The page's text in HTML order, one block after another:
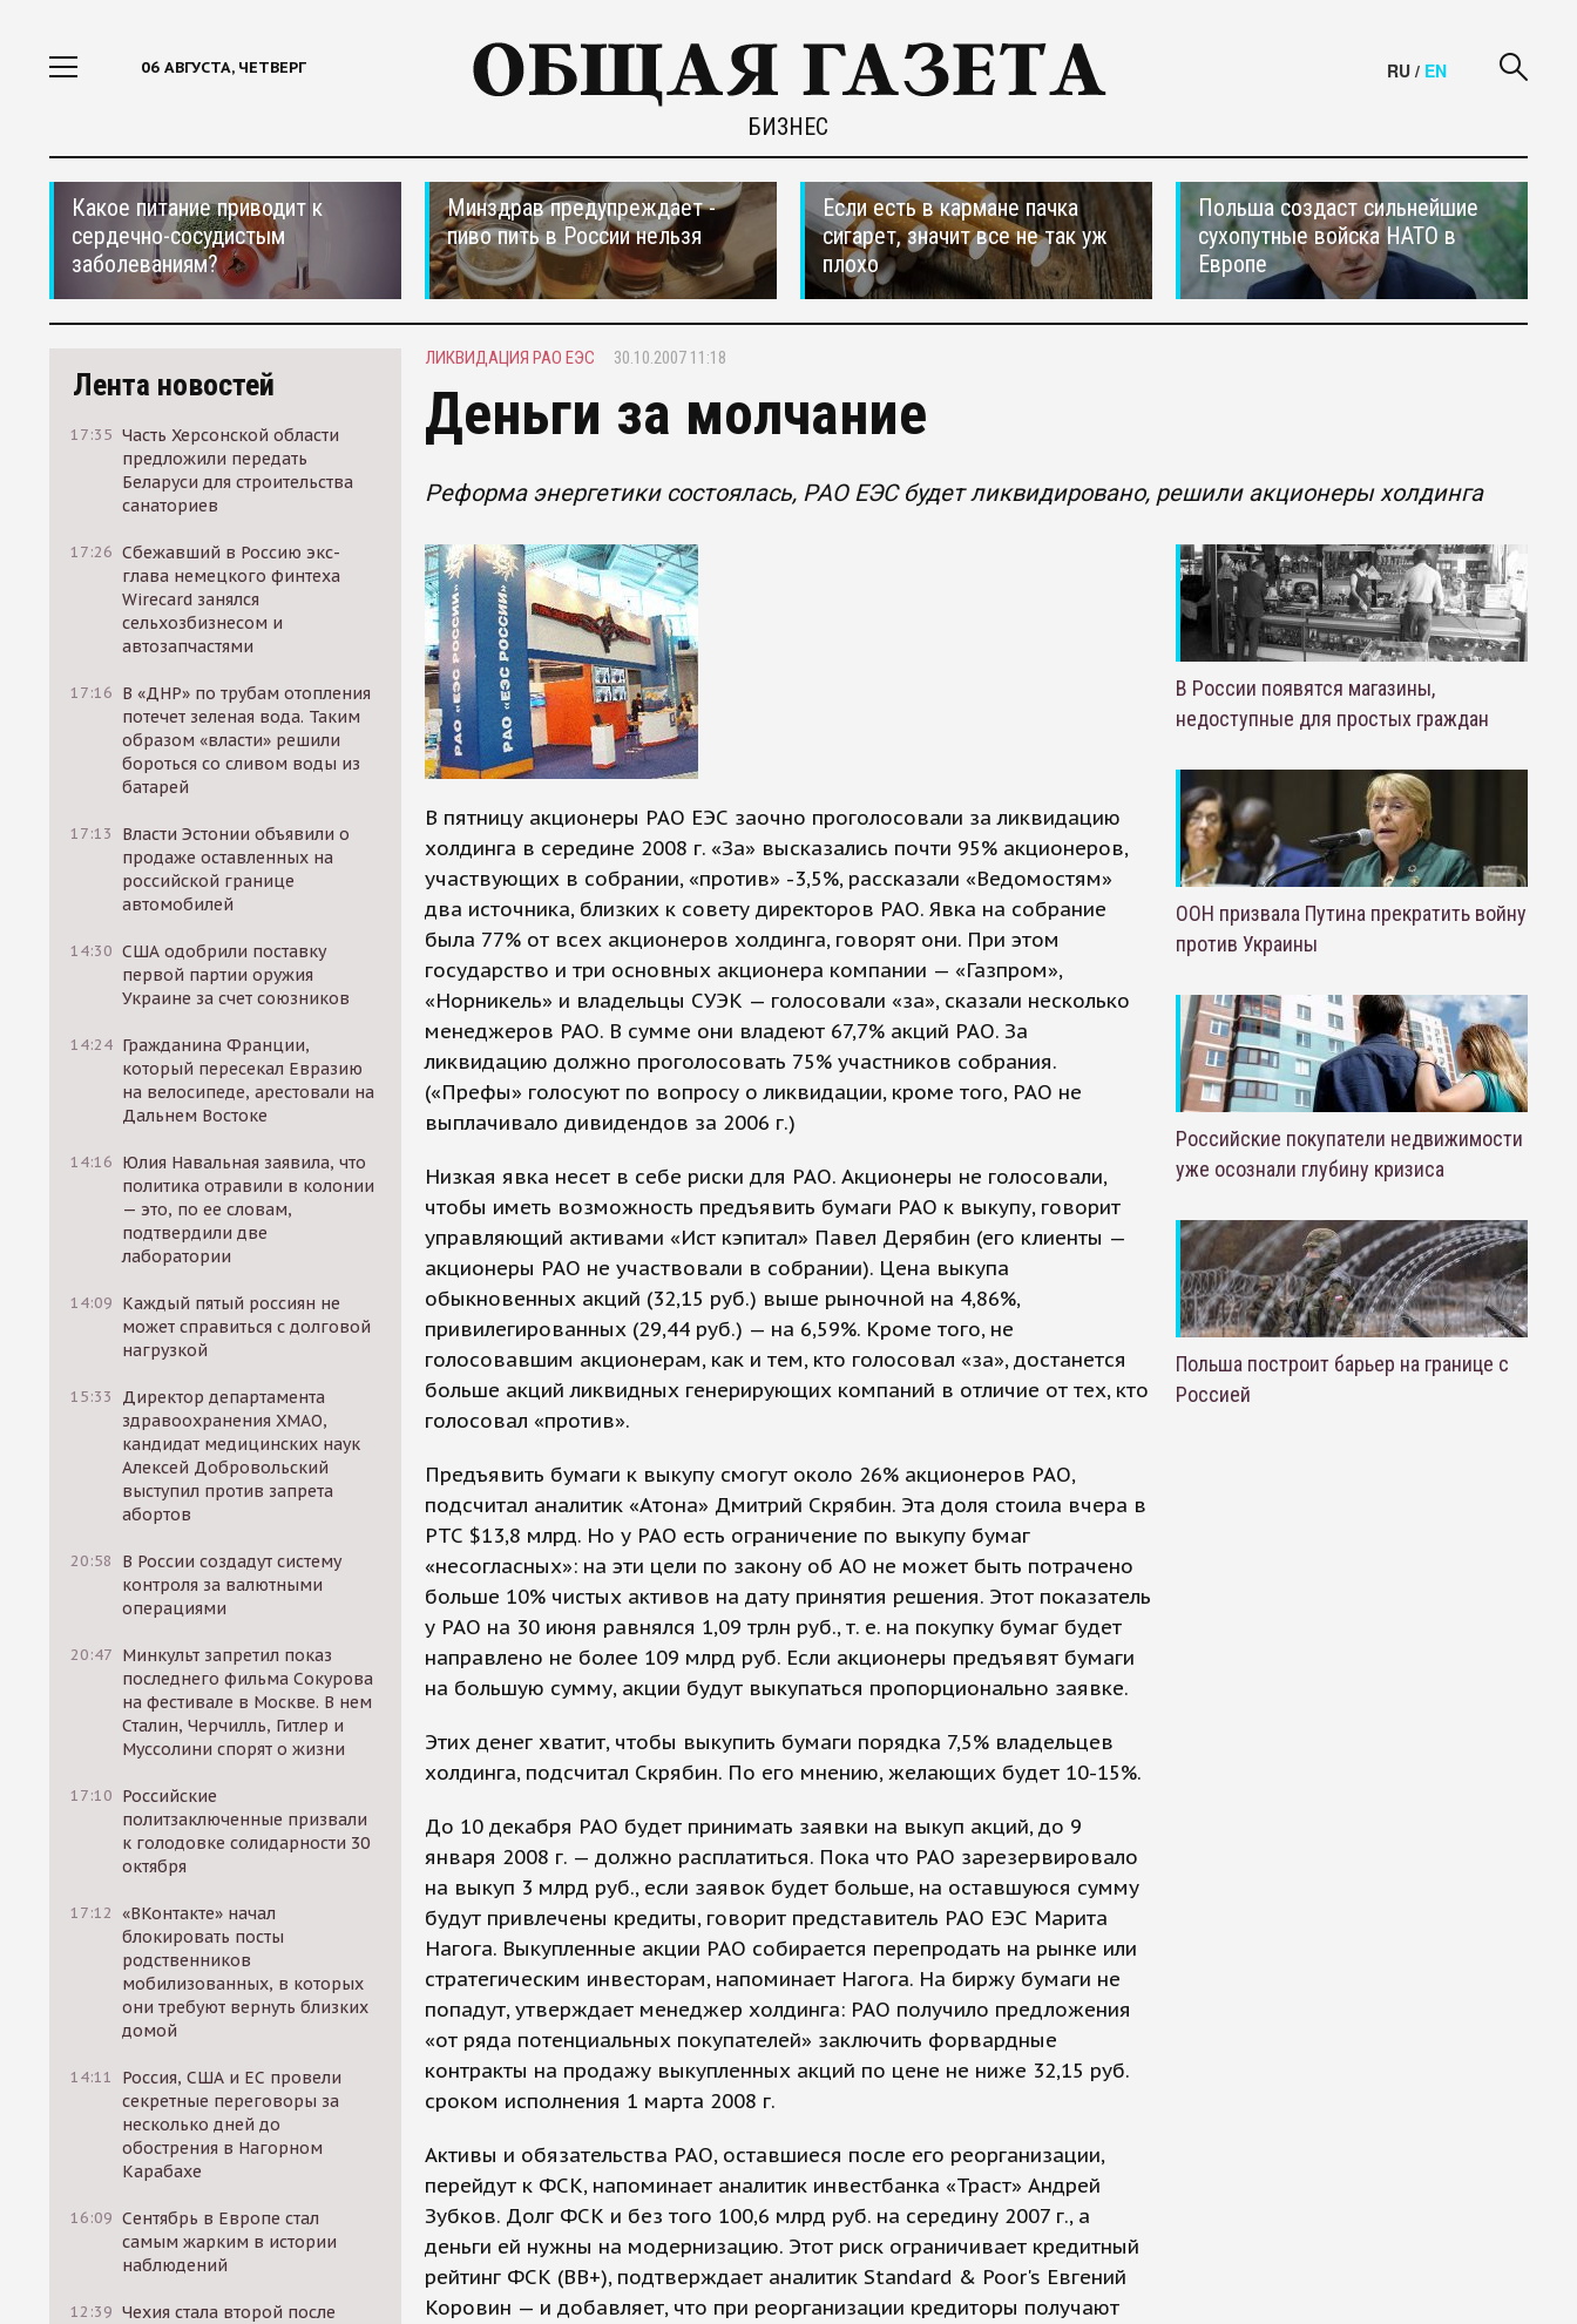
06 АВГУСТА, ЧЕТВЕРГ
БИЗНЕС
RU / EN
Какое питание приводит к
сердечно-сосудистым
заболеваниям?
Минздрав предупреждает -
пиво пить в России нельзя
Если есть в кармане пачка
сигарет, значит все не так уж
плохо
Польша создаст сильнейшие
сухопутные войска НАТО в
Европе
Лента новостей
17:35 Часть Херсонской области
предложили передать
Беларуси для строительства
санаториев
17:26 Сбежавший в Россию экс-
глава немецкого финтеха
Wirecard занялся
сельхозбизнесом и
автозапчастями
17:16 В «ДНР» по трубам отопления
потечет зеленая вода. Таким
образом «власти» решили
бороться со сливом воды из
батарей
17:13
Власти Эстонии объявили о
продаже оставленных на
российской границе
автомобилей
14:30 США одобрили поставку
первой партии оружия
Украине за счет союзников
14:24 Гражданина Франции,
который пересекал Евразию
на велосипеде, арестовали на
Дальнем Востоке
14:16 Юлия Навальная заявила, что
политика отравили в колонии
— это, по ее словам,
подтвердили две
лаборатории
14:09 Каждый пятый россиян не
может справиться с долговой
нагрузкой
15:33
Директор департамента
здравоохранения ХМАО,
кандидат медицинских наук
Алексей Добровольский
выступил против запрета
абортов
20:58
В России создадут систему
контроля за валютными
операциями
20:47 Минкульт запретил показ
последнего фильма Сокурова
на фестивале в Москве. В нем
Сталин, Черчилль, Гитлер и
Муссолини спорят о жизни
17:10 Российские
политзаключенные призвали
к голодовке солидарности 30
октября
17:12 «ВКонтакте» начал
блокировать посты
родственников
мобилизованных, в которых
они требуют вернуть близких
домой
14:11
Россия, США и ЕС провели
секретные переговоры за
несколько дней до
обострения в Нагорном
Карабахе
16:09 Сентябрь в Европе стал
самым жарким в истории
наблюдений
12:39 Чехия стала второй после
ЛИКВИДАЦИЯ РАО ЕЭС 30.10.2007 11:18
Деньги за молчание
Реформа энергетики состоялась, РАО ЕЭС будет ликвидировано, решили акционеры холдинга
В пятницу акционеры РАО ЕЭС заочно проголосовали за ликвидацию
холдинга в середине 2008 г. «За» высказались почти 95% акционеров,
участвующих в собрании, «против» -3,5%, рассказали «Ведомостям»
два источника, близких к совету директоров РАО. Явка на собрание
была 77% от всех акционеров холдинга, говорят они. При этом
государство и три основных акционера компании — «Газпром»,
«Норникель» и владельцы СУЭК — голосовали «за», сказали несколько
менеджеров РАО. В сумме они владеют 67,7% акций РАО. За
ликвидацию должно проголосовать 75% участников собрания.
(«Префы» голосуют по вопросу о ликвидации, кроме того, РАО не
выплачивало дивидендов за 2006 г.)
Низкая явка несет в себе риски для РАО. Акционеры не голосовали,
чтобы иметь возможность предъявить бумаги РАО к выкупу, говорит
управляющий активами «Ист кэпитал» Павел Дерябин (его клиенты —
акционеры РАО не участвовали в собрании). Цена выкупа
обыкновенных акций (32,15 руб.) выше рыночной на 4,86%,
привилегированных (29,44 руб.) — на 6,59%. Кроме того, не
голосовавшим акционерам, как и тем, кто голосовал «за», достанется
больше акций ликвидных генерирующих компаний в отличие от тех, кто
голосовал «против».
Предъявить бумаги к выкупу смогут около 26% акционеров РАО,
подсчитал аналитик «Атона» Дмитрий Скрябин. Эта доля стоила вчера в
РТС $13,8 млрд. Но у РАО есть ограничение по выкупу бумаг
«несогласных»: на эти цели по закону об АО не может быть потрачено
больше 10% чистых активов на дату принятия решения. Этот показатель
у РАО на 30 июня равнялся 1,09 трлн руб., т. е. на покупку бумаг будет
направлено не более 109 млрд руб. Если акционеры предъявят бумаги
на большую сумму, акции будут выкупаться пропорционально заявке.
Этих денег хватит, чтобы выкупить бумаги порядка 7,5% владельцев
холдинга, подсчитал Скрябин. По его мнению, желающих будет 10-15%.
До 10 декабря РАО будет принимать заявки на выкуп акций, до 9
января 2008 г. — должно расплатиться. Пока что РАО зарезервировало
на выкуп 3 млрд руб., если заявок будет больше, на оставшуюся сумму
будут привлечены кредиты, говорит представитель РАО ЕЭС Марита
Нагога. Выкупленные акции РАО собирается перепродать на рынке или
стратегическим инвесторам, напоминает Нагога. На биржу бумаги не
попадут, утверждает менеджер холдинга: РАО получило предложения
«от ряда потенциальных покупателей» заключить форвардные
контракты на продажу выкупленных акций по цене не ниже 32,15 руб.
сроком исполнения 1 марта 2008 г.
Активы и обязательства РАО, оставшиеся после его реорганизации,
перейдут к ФСК, напоминает аналитик инвестбанка «Траст» Андрей
Зубков. Долг ФСК и без того 100,6 млрд руб. на середину 2007 г., а
деньги ей нужны на модернизацию. Этот риск ограничивает кредитный
рейтинг ФСК (ВВ+), подтверждает аналитик Standard & Poor's Евгений
Коровин — и добавляет, что при реорганизации кредиторы получают
В России появятся магазины,
недоступные для простых граждан
ООН призвала Путина прекратить войну
против Украины
Российские покупатели недвижимости
уже осознали глубину кризиса
Польша построит барьер на границе с
Россией